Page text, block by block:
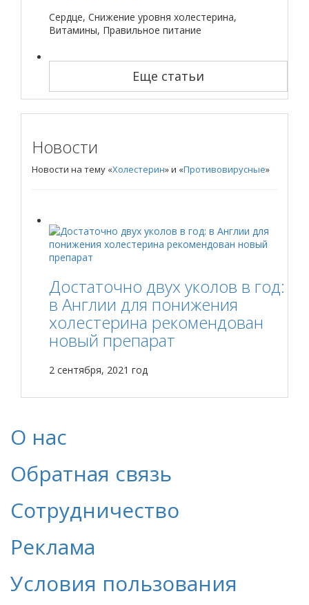
Сердце, Снижение уровня холестерина,
Витамины, Правильное питание
Еще статьи
Новости
Новости на тему «Холестерин» и «Противовирусные»
Достаточно двух уколов в год:
в Англии для понижения
холестерина рекомендован
новый препарат
2 сентября, 2021 год
О нас
Обратная связь
Сотрудничество
Реклама
Условия пользования